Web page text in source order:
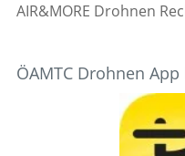
AIR&MORE Drohnen
ÖAMTC Drohnen